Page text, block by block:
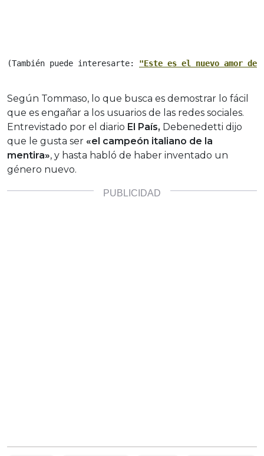
(También puede interesarte: "Este es el nuevo amor de
Según Tommaso, lo que busca es demostrar lo fácil
que es engañar a los usuarios de las redes sociales.
Entrevistado por el diario El País, Debenedetti dijo
que le gusta ser «el campeón italiano de la
mentira», y hasta habló de haber inventado un
género nuevo.